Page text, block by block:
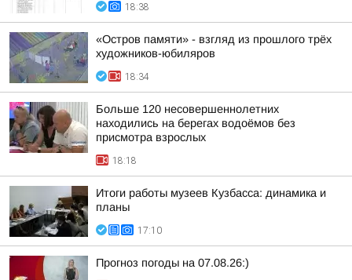
18:38
«Остров памяти» - взгляд из прошлого трёх
художников-юбиляров
18:34
Больше 120 несовершеннолетних
находились на берегах водоёмов без
присмотра взрослых
18:18
Итоги работы музеев Кузбасса: динамика и
планы
17:10
Прогноз погоды на 07.08.26:)